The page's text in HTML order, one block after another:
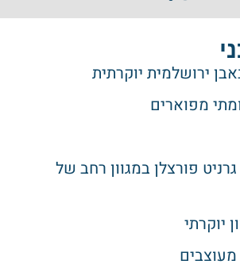
ירושלמית יוקרתית
מפוארים
• ריצוף 80* 80 גרניט פורצלן במגוון רחב של
יוקרתי
מעוצבים